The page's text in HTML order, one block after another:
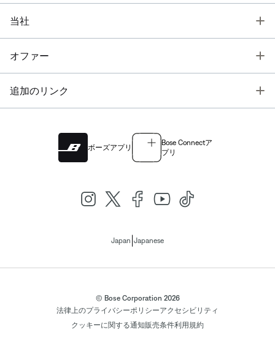
当社
オファー
追加のリンク
ボーズアプリ
Bose Connectア
プリ
Japan Japanese
© Bose Corporation 2026
法律上のプライバシーポリシーアクセシビリティ
クッキーに関する通知販売条件利用規約